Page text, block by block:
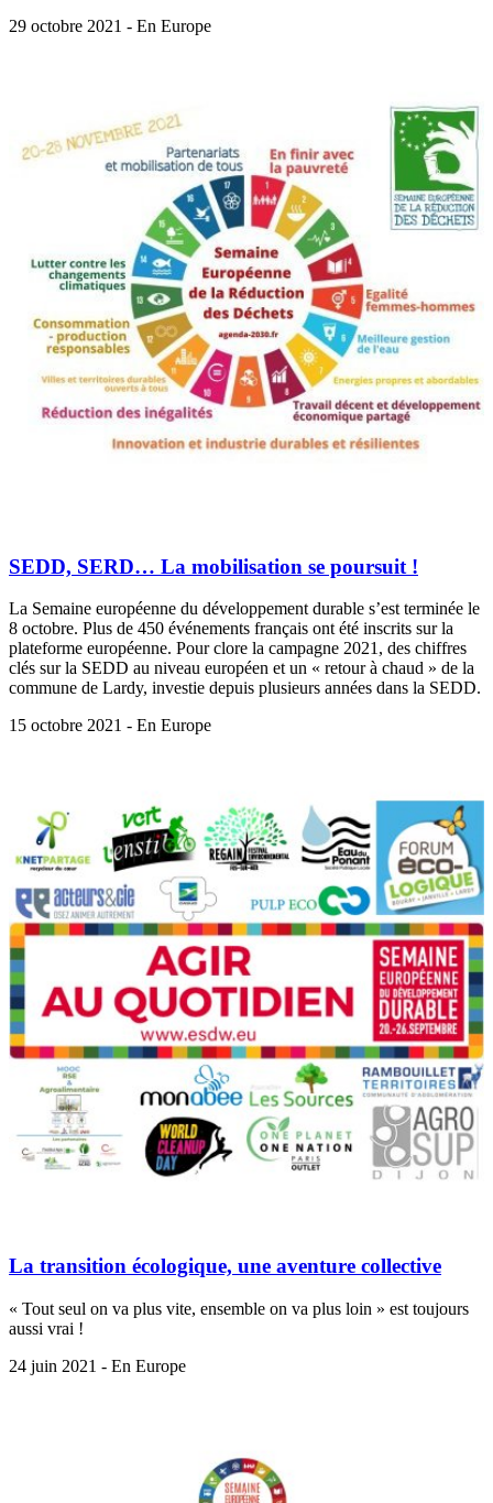
29 octobre 2021 - En Europe
SEDD, SERD… La mobilisation se poursuit !
La Semaine européenne du développement durable s’est terminée le
8 octobre. Plus de 450 événements français ont été inscrits sur la
plateforme européenne. Pour clore la campagne 2021, des chiffres
clés sur la SEDD au niveau européen et un « retour à chaud » de la
commune de Lardy, investie depuis plusieurs années dans la SEDD.
15 octobre 2021 - En Europe
La transition écologique, une aventure collective
« Tout seul on va plus vite, ensemble on va plus loin » est toujours
aussi vrai !
24 juin 2021 - En Europe